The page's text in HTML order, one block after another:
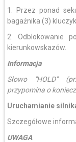
1. Przez ponad
bagażnika (3)
2. Odblokowanie
kierunkowskazów.
Informacja
Słowo "HOLD"
przypomina o
Uruchamianie
Szczegółowe
UWAGA